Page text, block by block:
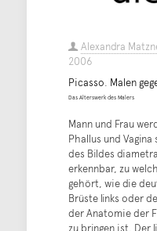
Alexandra
2006
Picasso. Malen
Das Alterswerk des Malers
Mann und Frau
Phallus und
des Bildes
erkennbar, zu
gehört, wie die
Brüste links oder
der Anatomie der
zu bringen ist. Der